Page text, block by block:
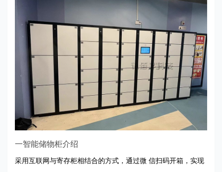
一智能储物柜介绍
采用互联网与寄存柜相结合的方式，通过微 信扫码开箱，实现